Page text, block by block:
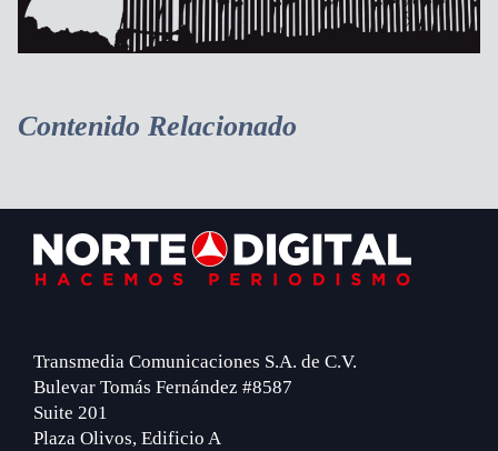
Contenido Relacionado
Footer
Transmedia Comunicaciones S.A. de C.V.
Bulevar Tomás Fernández #8587
Suite 201
Plaza Olivos, Edificio A